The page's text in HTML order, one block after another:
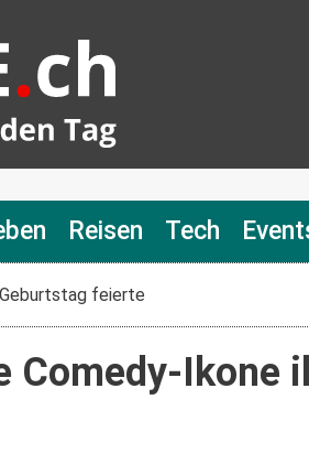
Reisen Tech
feierte
Comedy-Ikone